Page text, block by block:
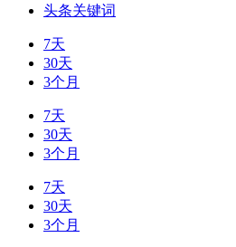
头条关键词
7天
30天
3个月
7天
30天
3个月
7天
30天
3个月